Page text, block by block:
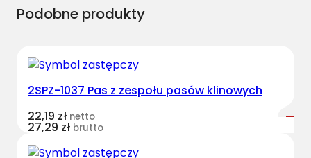
s
Podobne produkty
2SPZ-1037 Pas z zespołu pasów klinowych
22,19 zł netto
27,29 zł brutto